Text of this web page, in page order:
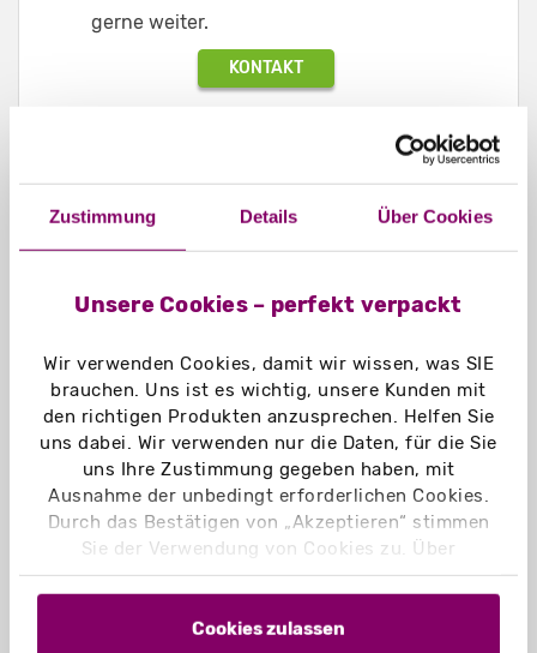
Zustimmung Details Über Cookies
Unsere Cookies – perfekt verpackt
Wir verwenden Cookies, damit wir wissen, was SIE
brauchen. Uns ist es wichtig, unsere Kunden mit
den richtigen Produkten anzusprechen. Helfen Sie
uns dabei. Wir verwenden nur die Daten, für die Sie
uns Ihre Zustimmung gegeben haben, mit
Ausnahme der unbedingt erforderlichen Cookies.
Durch das Bestätigen von „Akzeptieren“ stimmen
Sie der Verwendung von Cookies zu. Über
„Einstellungen“ können Sie auswählen, welche
Cookies Sie zulassen. Hier finden Sie unser
und unsereDatenschutzerklärung
Cookies zulassen
gerne weiter.
KONTAKT
Vorteile des Tiefdrucks:
Hervorragende Druckqualität:
Tiefdruck liefert eine
außergewöhnliche Druckqualität mit
scharfen Details, glatten
Farbverläufen und hoher
für hochwertige Druckerzeugnisse.